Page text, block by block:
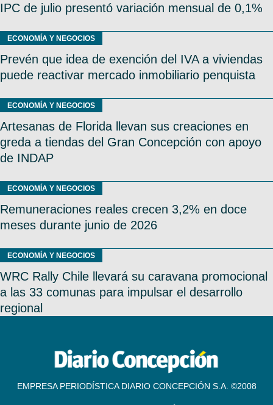
IPC de julio presentó variación mensual de 0,1%
ECONOMÍA Y NEGOCIOS
Prevén que idea de exención del IVA a viviendas
puede reactivar mercado inmobiliario penquista
ECONOMÍA Y NEGOCIOS
Artesanas de Florida llevan sus creaciones en
greda a tiendas del Gran Concepción con apoyo
de INDAP
ECONOMÍA Y NEGOCIOS
Remuneraciones reales crecen 3,2% en doce
meses durante junio de 2026
ECONOMÍA Y NEGOCIOS
WRC Rally Chile llevará su caravana promocional
a las 33 comunas para impulsar el desarrollo
regional
EMPRESA PERIODÍSTICA DIARIO CONCEPCIÓN S.A. ©2008